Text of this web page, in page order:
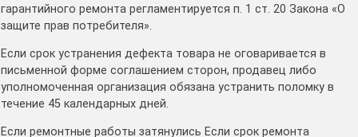
гарантийного ремонта регламентируется п. 1 ст. 20 Закона «О
защите прав потребителя».
Если срок устранения дефекта товара не оговаривается в
письменной форме соглашением сторон, продавец либо
уполномоченная организация обязана устранить поломку в
течение 45 календарных дней.
Если ремонтные работы затянулись Если срок ремонта